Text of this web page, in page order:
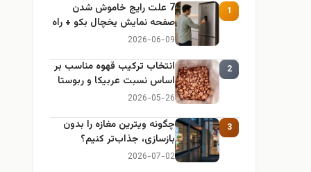
1
7 علت رایج خاموش شدن
صفحه نمایش یخچال بکو + راه
حل
2026-06-09
2
انتخاب ترکیب قهوه مناسب بر
اساس نسبت عربیکا و ربوستا
2026-05-26
3
چگونه ویترین مغازه را بدون
بازسازی، جذاب‌تر کنیم؟
2026-07-02